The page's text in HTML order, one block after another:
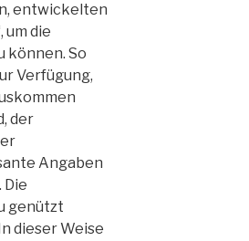
entwickelten
um die
können. So
Verfügung,
der
Angaben
Die
genützt
dieser Weise